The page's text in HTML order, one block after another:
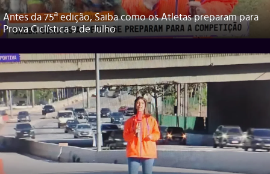
Antes da 75ª edição, Saiba como os Atletas preparam para
Prova Ciclística 9 de Julho